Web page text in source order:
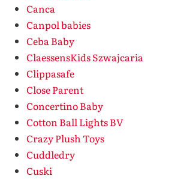
Canca
Canpol babies
Ceba Baby
ClaessensKids Szwajcaria
Clippasafe
Close Parent
Concertino Baby
Cotton Ball Lights BV
Crazy Plush Toys
Cuddledry
Cuski